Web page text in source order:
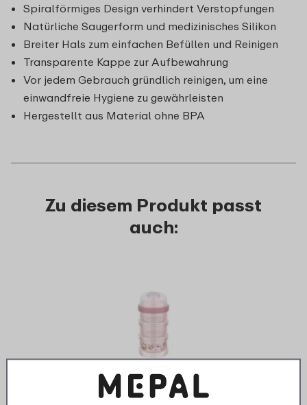
Spiralförmiges Design verhindert Verstopfungen
Natürliche Saugerform und medizinisches Silikon
Breiter Hals zum einfachen Befüllen und Reinigen
Transparente Kappe zur Aufbewahrung
Vor jedem Gebrauch gründlich reinigen, um eine
einwandfreie Hygiene zu gewährleisten
Hergestellt aus Material ohne BPA
Zu diesem Produkt passt
auch:
Milchpulverspender Mepal